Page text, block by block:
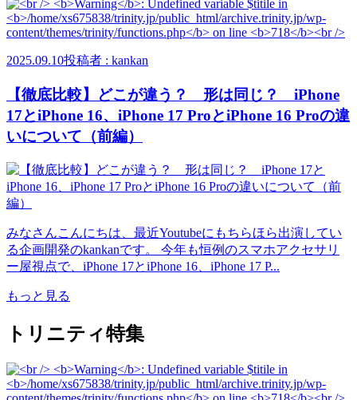
2025.09.10投稿者 : kankan
【徹底比較】どこが違う？ 形は同じ？ iPhone
17とiPhone 16、iPhone 17 ProとiPhone 16 Proの違
いについて（前編）
みなさんこんにちは、最近Youtubeにもちらほら出演してい
る企画開発のkankanです。 今年も恒例のスマホアクセサリ
ー屋視点で、iPhone 17とiPhone 16、iPhone 17 P...
もっと見る
トリニティ特集